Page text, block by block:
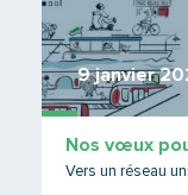
9 janvier
Nos vœux
Vers un réseau